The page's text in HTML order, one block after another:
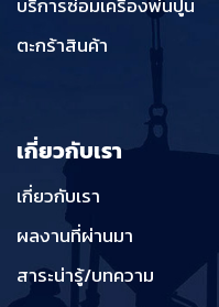
ตะกร้าสินค้า
เกี่ยวกับเรา
เกี่ยวกับเรา
ผลงานที่ผ่านมา
สาระน่ารู้/บทความ